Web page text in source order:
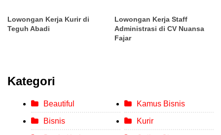
Lowongan Kerja Kurir di
Teguh Abadi
Lowongan Kerja Staff
Administrasi di CV Nuansa
Fajar
Kategori
Beautiful
Bisnis
Kamus Bisnis
Kurir